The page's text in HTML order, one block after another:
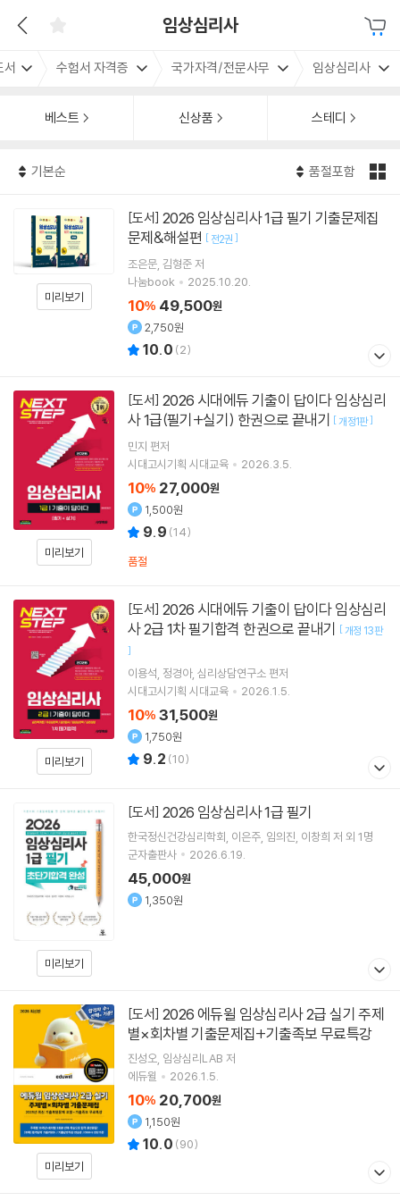
임상심리사
서 수험서 자격증 국가자격/전문사무 임상심리사
베스트 신상품 스테디
기본순 품절포함
미리보기
[도서]
문제&해설편 [ 전2권 ]
조은문 김형준저
나눔book
2025.10.20.
10% 49,500원
2,750원
10.0 (2)
미리보기
[도서]
사 1급(필기+실기) 한권으로 끝내기 [개정1판]
민지 편저
시대고시기획 시대교육
2026.3.5.
10% 27,000원
1,500원
9.9 (14)
품절
미리보기
[도서]
사 2급 1차 필기합격 한권으로 끝내기 [개정 13판
]
이용석 정경아 심리상담연구소 편저
시대고시기획 시대교육
2026.1.5.
10% 31,500원
1,750원
9.2 (10)
미리보기
[도서] 2026 임상심리사 1급 필기
한국정신건강심리학회 이은주 임의진 이창희 저 외 1명
군자출판사
2026.6.19.
45,000원
1,350원
미리보기
[도서]
별×회차별 기출문제집+기출족보 무료특강
진성오 임상심리LAB 저
에듀윌
2026.1.5.
10% 20,700원
1,150원
10.0 (90)